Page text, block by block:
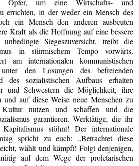
Opfer, um eine Wirtschafts- und
errichten, in der weder ein Mensch des
ein Mensch den anderen ausbeuten
Kraft als die Hoffnung auf eine bessere
Siegeszuversicht, treibt die
in stürmischem Tempo vorwärts.
am internationalen kommunistischen
den Losungen des befreienden
des sozialistischen Aufbaus erhalten
und Schwestern die Möglichkeit, ihre
auf diese Weise neue Menschen zu
nutzen und schaffen und die
garantieren. Werktätige, die ihr
stöhnt! Der internationale
spricht zu euch: „Betrachtet diese
wählt und kämpft! Folgt denjenigen,
auf dem Wege der proletarischen